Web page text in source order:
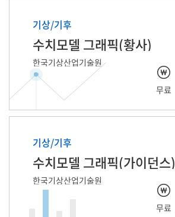
기상/기후
수치모델 그래픽(황사)
한국기상산업기술원
무료
기상/기후
수치모델 그래픽(가이던스)
한국기상산업기술원
무료